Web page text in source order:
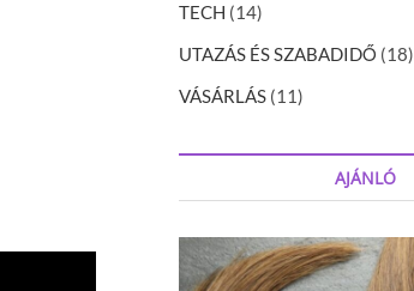
TECH (14)
UTAZÁS ÉS SZABADIDŐ (18)
VÁSÁRLÁS (11)
AJÁNLÓ